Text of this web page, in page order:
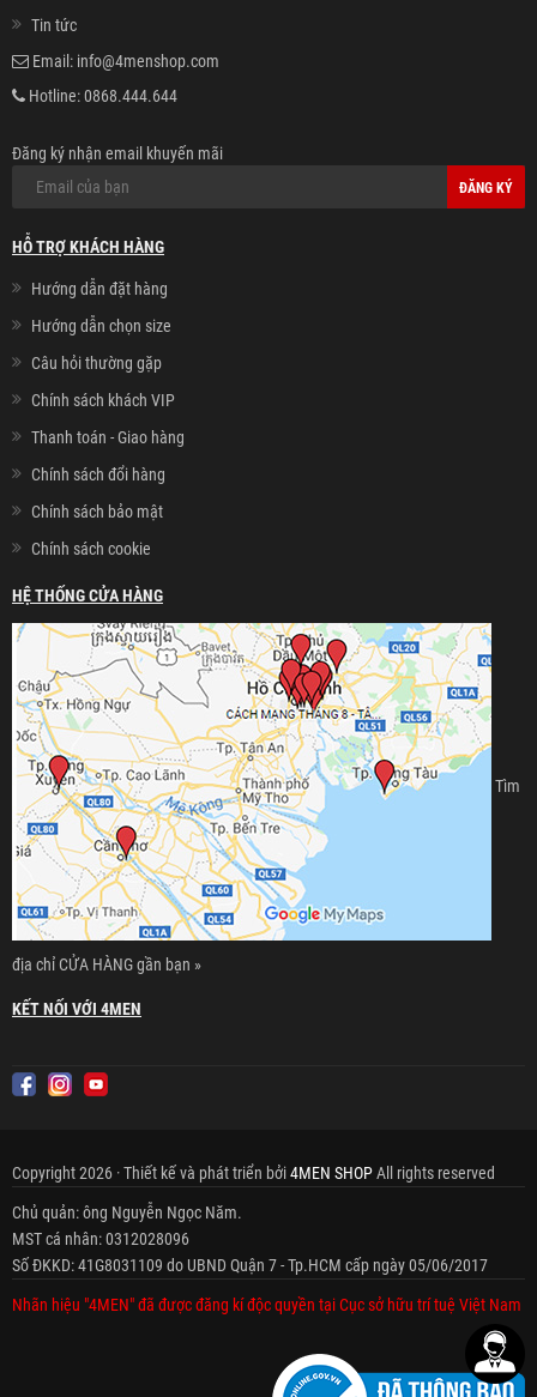
Tin tức
Email: info@4menshop.com
Hotline:0868.444.644
Đăng ký nhận email khuyến mãi
ĐĂNG KÝ
HỖ TRỢ KHÁCH HÀNG
Hướng dẫn đặt hàng
Hướng dẫn chọn size
Câu hỏi thường gặp
Chính sách khách VIP
Thanh toán - Giao hàng
Chính sách đổi hàng
Chính sách bảo mật
Chính sách cookie
HỆ THỐNG CỬA HÀNG
Tìm
địa chỉ CỬA HÀNG gần bạn »
KẾT NỐI VỚI 4MEN
Copyright 2026 · Thiết kế và phát triển bởi4MEN SHOPAll rights reserved
Chủ quản: ông Nguyễn Ngọc Năm.
MST cá nhân: 0312028096
Số ĐKKD: 41G8031109 do UBND Quận 7 - Tp.HCM cấp ngày 05/06/2017
Nhãn hiệu "4MEN" đã được đăng kí độc quyền tại Cục sở hữu trí tuệ Việt Nam